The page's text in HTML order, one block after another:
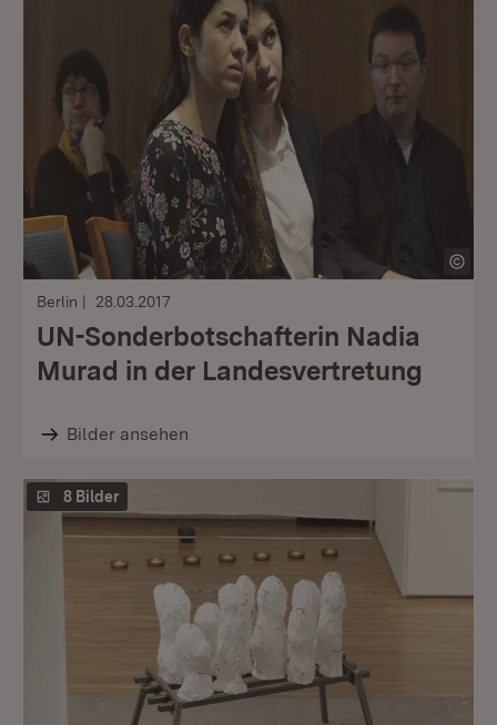
Berlin 28.03.2017
UN-Sonderbotschafterin Nadia
Murad in der Landesvertretung
Bilder ansehen
8 Bilder